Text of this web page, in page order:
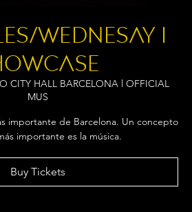
WEDNESAY I
CITY HALL BARCELONA l OFFICIAL
MUS
importante de Barcelona. Un concepto
importante es la música.
Buy Tickets